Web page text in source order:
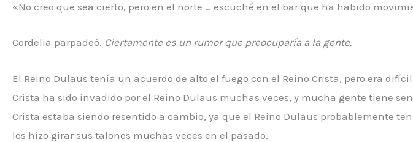
«No creo que sea cierto, pero en el norte … escuché en el bar que ha habido
Cordelia parpadeó. Ciertamente es un rumor que preocuparía a la gente.
El Reino Dulaus tenía un acuerdo de alto el fuego con el Reino Crista, pero era
Crista ha sido invadido por el Reino Dulaus muchas veces, y mucha gente tiene
Crista estaba siendo resentido a cambio, ya que el Reino Dulaus probablemente
los hizo girar sus talones muchas veces en el pasado.